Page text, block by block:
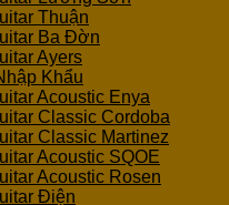
Thuận
Ba Đờn
Ayers
Khẩu
Acoustic Enya
Classic Cordoba
Classic Martinez
Acoustic SQOE
Acoustic Rosen
Điện